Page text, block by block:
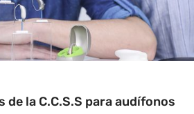
de la C.C.S.S para audífonos